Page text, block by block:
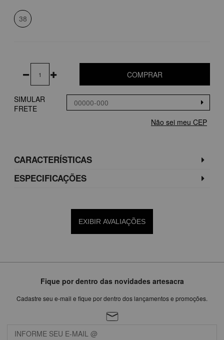
38
COMPRAR
SIMULAR
FRETE
Não sei meu CEP
CARACTERÍSTICAS
ESPECIFICAÇÕES
EXIBIR AVALIAÇÕES
Fique por dentro das novidades artesacra
Cadastre seu e-mail e fique por dentro dos lançamentos e promoções.